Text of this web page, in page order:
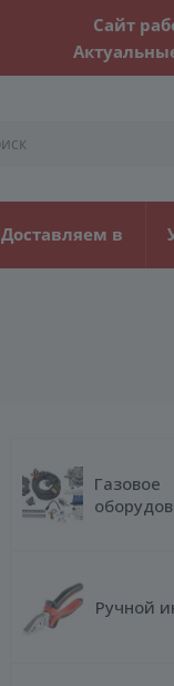
Сайт
Доставляем в
Газовое
Ручной